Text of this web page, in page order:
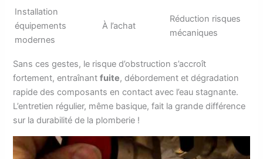
Installation
équipements
modernes
À l’achat
Réduction risques
mécaniques
Sans ces gestes, le risque d’obstruction s’accroît
fortement, entraînantfuite, débordement et dégradation
rapide des composants en contact avec l’eau stagnante.
L’entretien régulier, même basique, fait la grande différence
sur la durabilité de la plomberie !